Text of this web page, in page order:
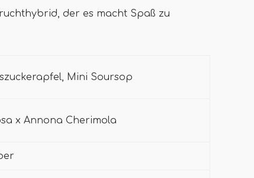
der es macht Spaß zu
Mini Soursop
x Annona Cherimola